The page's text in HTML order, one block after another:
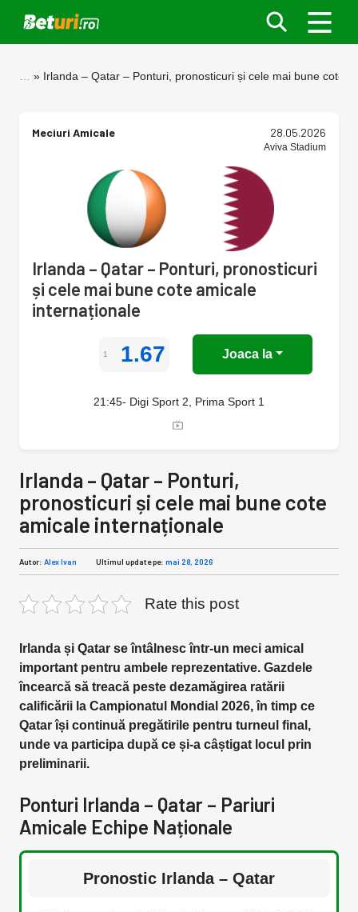
Irlanda – Qatar – Ponturi, pronosticuri și cele mai bune cote
Meciuri Amicale 28.05.2026
Aviva Stadium
Irlanda – Qatar – Ponturi, pronosticuri
și cele mai bune cote amicale
internaționale
1 1.67 Joaca la
21:45- Digi Sport 2, Prima Sport 1
Irlanda – Qatar – Ponturi,
pronosticuri și cele mai bune cote
amicale internaționale
Autor: Alex Ivan Ultimul update pe: mai 28, 2026
Rate this post
Irlanda și Qatar se întâlnesc într-un meci amical
important pentru ambele reprezentative. Gazdele
încearcă să treacă peste dezamăgirea ratării
calificării la Campionatul Mondial 2026, în timp ce
Qatar își continuă pregătirile pentru turneul final,
unde va participa după ce și-a câștigat locul prin
preliminarii.
Ponturi Irlanda – Qatar – Pariuri
Amicale Echipe Naționale
Pronostic Irlanda – Qatar